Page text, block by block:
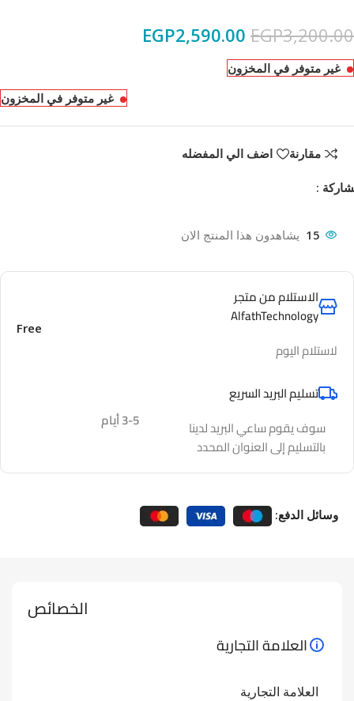
EGP3,200.00
EGP2,590.00
غير متوفر في المخزون
غير متوفر في المخزون
مقارنة اضف الي المفضله
:
15 يشاهدون هذا المنتج الان
الاستلام من متجر
AlfathTechnology
لاستلام اليوم
Free
تسليم البريد السريع
سوف يقوم ساعي البريد لدينا
بالتسليم إلى العنوان المحدد
3-5 أيام
وسائل الدفع:
الخصائص
العلامة التجارية
العلامة التجارية